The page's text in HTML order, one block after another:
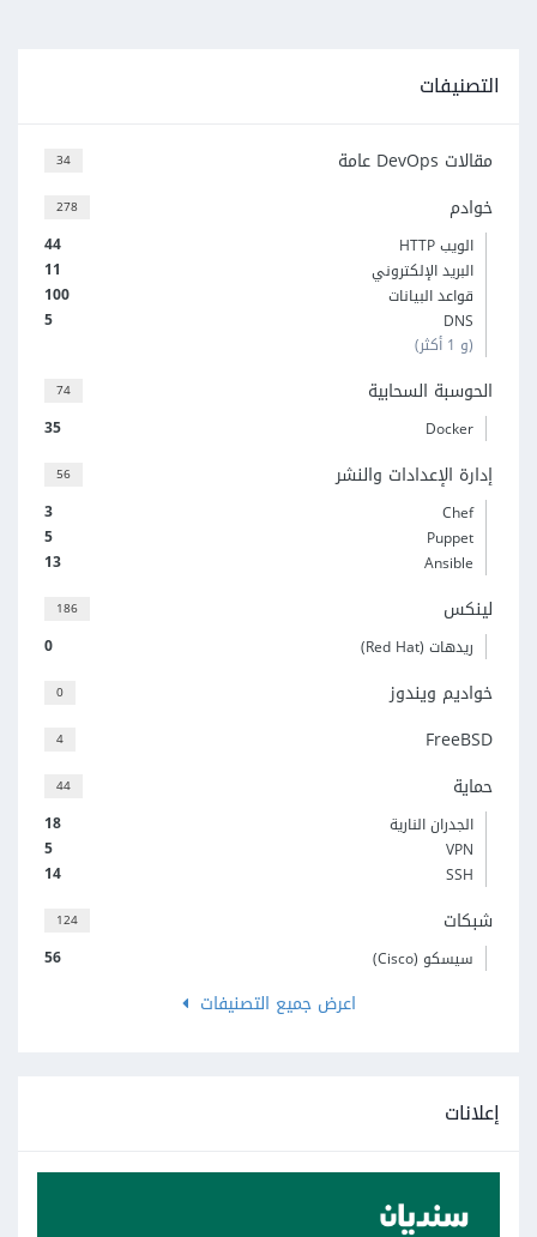
التصنيفات
34 مقالات DevOps عامة
278 خوادم
44
الويب HTTP
11
البريد الإلكتروني
100
قواعد البيانات
5
DNS
(و 1 أكثر)
74 الحوسبة السحابية
35 Docker
56 إدارة الإعدادات والنشر
3
Chef
5
Puppet
13
Ansible
186 لينكس
0 ريدهات (Red Hat)
0 خواديم ويندوز
4 FreeBSD
44 حماية
18
الجدران النارية
5
VPN
14
SSH
124 شبكات
56 سيسكو (Cisco)
اعرض جميع التصنيفات
إعلانات